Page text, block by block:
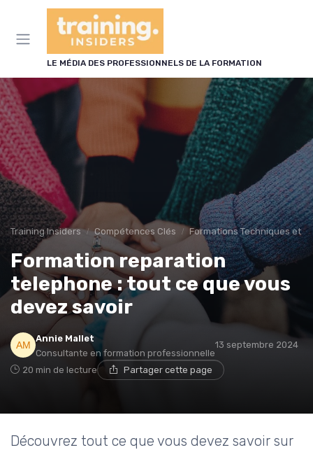
LE MÉDIA DES PROFESSIONNELS DE LA FORMATION
Training Insiders Compétences Clés Formations Techniques et
Formation reparation
telephone : tout ce que vous
devez savoir
Annie Mallet
Consultante en formation professionnelle
13 septembre 2024
20 min de lecture Partager cette page
Découvrez tout ce que vous devez savoir sur
Panneau de gestion des cookies